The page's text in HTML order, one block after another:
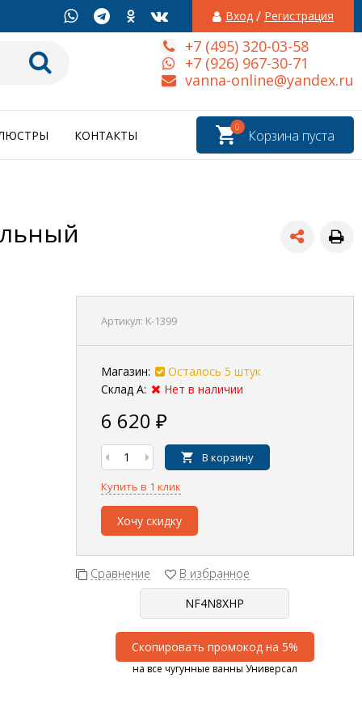
Вход / Регистрация
+7 (495) 320-03-58
+7 (926) 967-30-71
vanna-online@yandex.ru
Корзина пуста
0
КОНТАКТЫ
Артикул: K-1399
Магазин:
Осталось 5 штук
Склад А:
Нет в наличии
6 620 ₽
В корзину
Купить в 1 клик
Хочу скидку
Сравнение В избранное
Скопировать промокод на 5%
на все чугунные ванны Универсал